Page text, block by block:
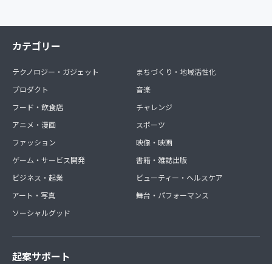
カテゴリー
テクノロジー・ガジェット
プロダクト
フード・飲食店
アニメ・漫画
ファッション
ゲーム・サービス開発
ビジネス・起業
アート・写真
ソーシャルグッド
まちづくり・地域活性化
音楽
チャレンジ
スポーツ
映像・映画
書籍・雑誌出版
ビューティー・ヘルスケア
舞台・パフォーマンス
起案サポート